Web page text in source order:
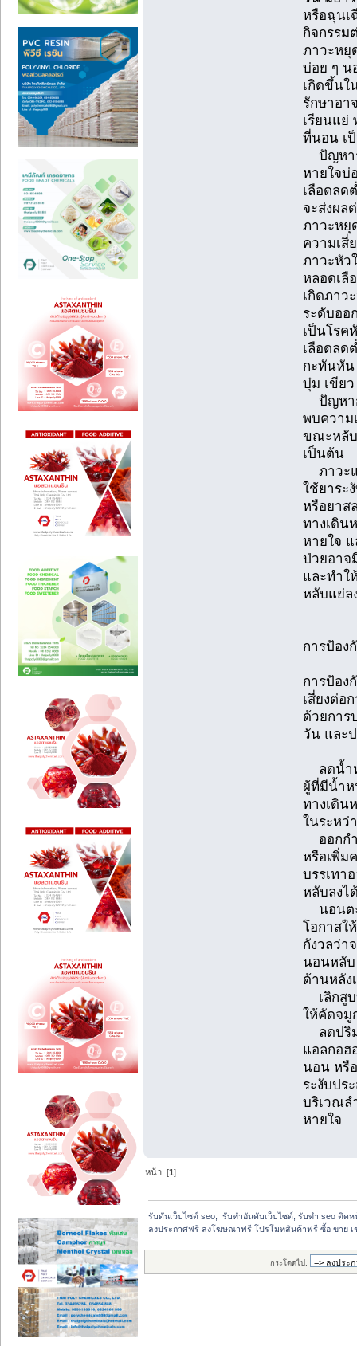
หรือฉุนเ
กิจกรรม
ภาวะหยุ
บ่อย ๆ น
เกิดขึ้นใ
รักษาอา
เรียนแย่
ที่นอน เ
ปัญหาร
หายใจบ่
เลือดลด
จะส่งผล
ภาวะหยุ
ความเสี่
ภาวะหัว
หลอดเลื
เกิดภาว
ระดับออ
เป็นโรค
เลือดลด
กะทันหัน
บุ๋ม เขีย
ปัญหาก
พบความ
ขณะหลับ
เป็นต้น
ภาวะแ
ใช้ยาระ
หรือยาส
ทางเดิน
หายใจ
ป่วยอาจ
และทำใ
หลับแย่ล
การป้อง
การป้อง
เสี่ยงต่อ
ด้วยการ
วัน และ
ลดน้ำห
ผู้ที่มีน้ำห
ทางเดิน
ในระหว่
ออกกำ
หรือเพิ่ม
บรรเทา
หลับลงไ
นอนตะ
โอกาสใ
กังวลว่า
นอนหลับ
ด้านหลัง
เลิกสูบ
ให้คัดจมู
ลดปริม
แอลกอฮ
นอน หรื
ระงับปร
บริเวณล
หายใจ
หน้า: [1]
รับดันเว็บไซต์ seo,  รับทำอันดับเว็บไซต์, รับทำ seo ติดห
ลงประกาศฟรี ลงโฆษณาฟรี โปรโมทสินค้าฟรี ซื้อ ขาย เ
กระโดดไป: